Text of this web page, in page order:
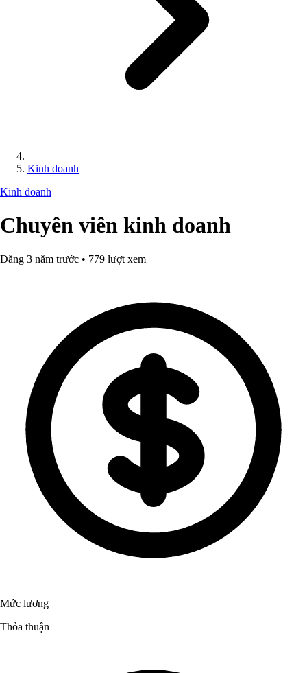
Kinh doanh
Kinh doanh
Chuyên viên kinh doanh
Đăng 3 năm trước • 779 lượt xem
Mức lương
Thỏa thuận